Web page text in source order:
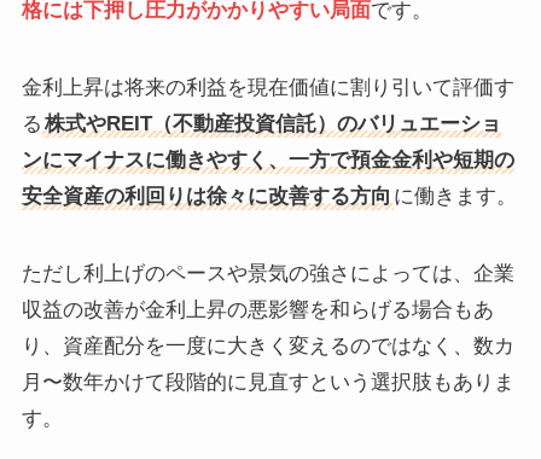
格には下押し圧力がかかりやすい局面です。
金利上昇は将来の利益を現在価値に割り引いて評価す
る 株式やREIT（不動産投資信託）のバリュエーショ
ンにマイナスに働きやすく、一方で預金金利や短期の
安全資産の利回りは徐々に改善する方向 に働きます。
ただし利上げのペースや景気の強さによっては、企業
収益の改善が金利上昇の悪影響を和らげる場合もあ
り、資産配分を一度に大きく変えるのではなく、数カ
月〜数年かけて段階的に見直すという選択肢もありま
す。